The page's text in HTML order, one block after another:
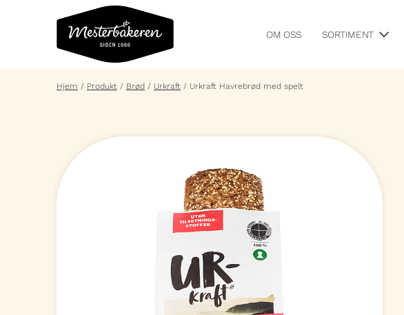
OM OSS SORTIMENT
Hjem / Produkt / Brød / Urkraft / Urkraft Havrebrød med spelt